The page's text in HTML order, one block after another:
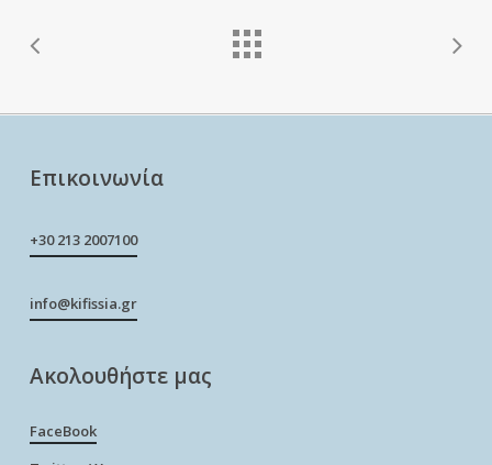
Επικοινωνία
+30 213 2007100
info@kifissia.gr
Ακολουθήστε μας
FaceBook